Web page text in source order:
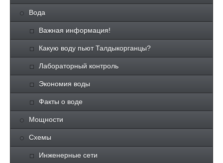
Вода
Важная информация!
Какую воду пьют Талдыкорганцы?
Лабораторный контроль
Экономия воды
Факты о воде
Мощности
Схемы
Инженерные сети